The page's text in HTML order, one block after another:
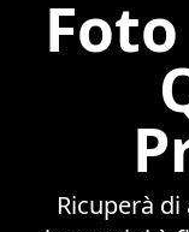
Ricuperà